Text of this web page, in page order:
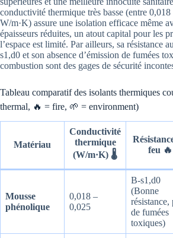
conductivité thermique très basse (entre
W/m·K) assure une isolation efficace même
épaisseurs réduites, un atout capital pour les
l’espace est limité. Par ailleurs, sa résistance
s1,d0 et son absence d’émission de fumées
combustion sont des gages de sécurité
Tableau comparatif des isolants thermiques
thermal, 🔥 = fire, 🌱 = environment)
Matériau
Conductivité
thermique
(W/m·K) 🌡️
feu 🔥
Mousse
phénolique
0,018 –
0,025
B-s1,d0
(Bonne
résistance,
de fumées
toxiques)